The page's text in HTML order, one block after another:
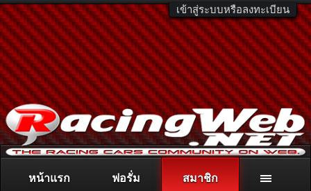
เข้าสู่ระบบหรือลงทะเบียน
ติดต่อลงโฆษณา racingweb@gmail.comหรือโทร. 081-811-1138
หน้าแรก ฟอรั่ม สมาชิก